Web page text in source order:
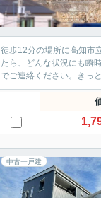
徒歩12分の場所に高知市
たら、どんな状況にも瞬
でご連絡ください。きっ
中古一戸建